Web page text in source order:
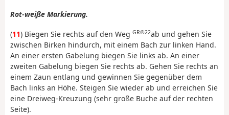
Rot-weiße Markierung.
(11) Biegen Sie rechts auf den Weg GR®22ab und gehen Sie
zwischen Birken hindurch, mit einem Bach zur linken Hand.
An einer ersten Gabelung biegen Sie links ab. An einer
zweiten Gabelung biegen Sie rechts ab. Gehen Sie rechts an
einem Zaun entlang und gewinnen Sie gegenüber dem
Bach links an Höhe. Steigen Sie wieder ab und erreichen Sie
eine Dreiweg-Kreuzung (sehr große Buche auf der rechten
Seite).